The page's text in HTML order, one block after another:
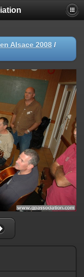
Alsace 2008 /